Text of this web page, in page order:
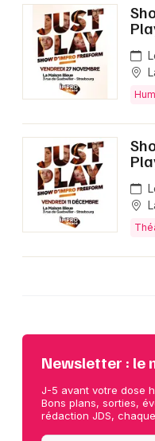
Newsletter : le
J-5 avant votre dose
Bons plans, sorties,
rédaction JDS,